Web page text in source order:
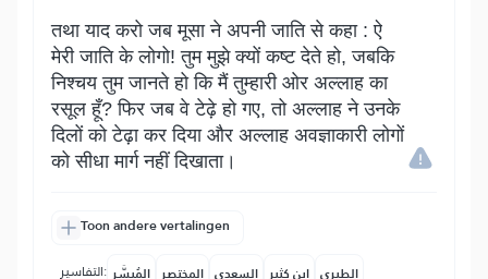
तथा याद करो जब मूसा ने अपनी जाति से कहा : ऐ
मेरी जाति के लोगो! तुम मुझे क्यों कष्ट देते हो, जबकि
निश्चय तुम जानते हो कि मैं तुम्हारी ओर अल्लाह का
रसूल हूँ? फिर जब वे टेढ़े हो गए, तो अल्लाह ने उनके
दिलों को टेढ़ा कर दिया और अल्लाह अवज्ञाकारी लोगों
को सीधा मार्ग नहीं दिखाता।
Toon andere vertalingen
التفاسير: المُيسَّر المختصر السعدي ابن كثير الطبري